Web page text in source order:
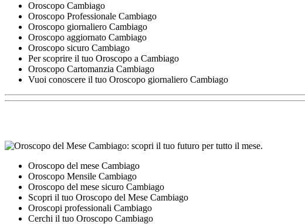
Oroscopo Cambiago
Oroscopo Professionale Cambiago
Oroscopo giornaliero Cambiago
Oroscopo aggiornato Cambiago
Oroscopo sicuro Cambiago
Per scoprire il tuo Oroscopo a Cambiago
Oroscopo Cartomanzia Cambiago
Vuoi conoscere il tuo Oroscopo giornaliero Cambiago
Oroscopo del mese Cambiago
Oroscopo Mensile Cambiago
Oroscopo del mese sicuro Cambiago
Scopri il tuo Oroscopo del Mese Cambiago
Oroscopi professionali Cambiago
Cerchi il tuo Oroscopo Cambiago